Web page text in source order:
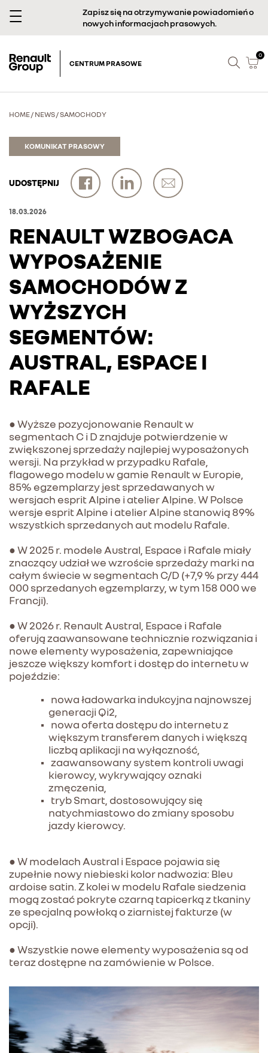
Zapisz się na otrzymywanie powiadomień o
nowych informacjach prasowych.
CENTRUM PRASOWE
0
HOME/ NEWS/SAMOCHODY
KOMUNIKAT PRASOWY
UDOSTĘPNIJ
18.03.2026
RENAULT WZBOGACA
WYPOSAŻENIE
SAMOCHODÓW Z
WYŻSZYCH
SEGMENTÓW:
AUSTRAL, ESPACE I
RAFALE
● Wyższe pozycjonowanie Renault w
segmentach C i D znajduje potwierdzenie w
zwiększonej sprzedaży najlepiej wyposażonych
wersji. Na przykład w przypadku Rafale,
flagowego modelu w gamie Renault w Europie,
85% egzemplarzy jest sprzedawanych w
wersjach esprit Alpine i atelier Alpine. W Polsce
wersje esprit Alpine i atelier Alpine stanowią 89%
wszystkich sprzedanych aut modelu Rafale.
● W 2025 r. modele Austral, Espace i Rafale miały
znaczący udział we wzroście sprzedaży marki na
całym świecie w segmentach C/D (+7,9 % przy 444
000 sprzedanych egzemplarzy, w tym 158 000 we
Francji).
● W 2026 r. Renault Austral, Espace i Rafale
oferują zaawansowane technicznie rozwiązania i
nowe elementy wyposażenia, zapewniające
jeszcze większy komfort i dostęp do internetu w
pojeździe:
nowa ładowarka indukcyjna najnowszej
generacji Qi2,
nowa oferta dostępu do internetu z
większym transferem danych i większą
liczbą aplikacji na wyłączność,
zaawansowany system kontroli uwagi
kierowcy, wykrywający oznaki
zmęczenia,
tryb Smart, dostosowujący się
natychmiastowo do zmiany sposobu
jazdy kierowcy.
● W modelach Austral i Espace pojawia się
zupełnie nowy niebieski kolor nadwozia: Bleu
ardoise satin. Z kolei w modelu Rafale siedzenia
mogą zostać pokryte czarną tapicerką z tkaniny
ze specjalną powłoką o ziarnistej fakturze (w
opcji).
● Wszystkie nowe elementy wyposażenia są od
teraz dostępne na zamówienie w Polsce.